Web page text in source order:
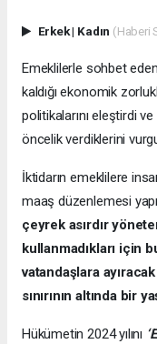
Erkek| Kadın (Haberi
Emeklilerle sohbet
kaldığı ekonomik
politikalarını eleştirdi
öncelik verdiklerini
İktidarın emeklilere
maaş düzenlemesi
çeyrek asırdır
kullanmadıkları için
vatandaşlara
sınırının altında bir
Hükümetin 2024 yılını